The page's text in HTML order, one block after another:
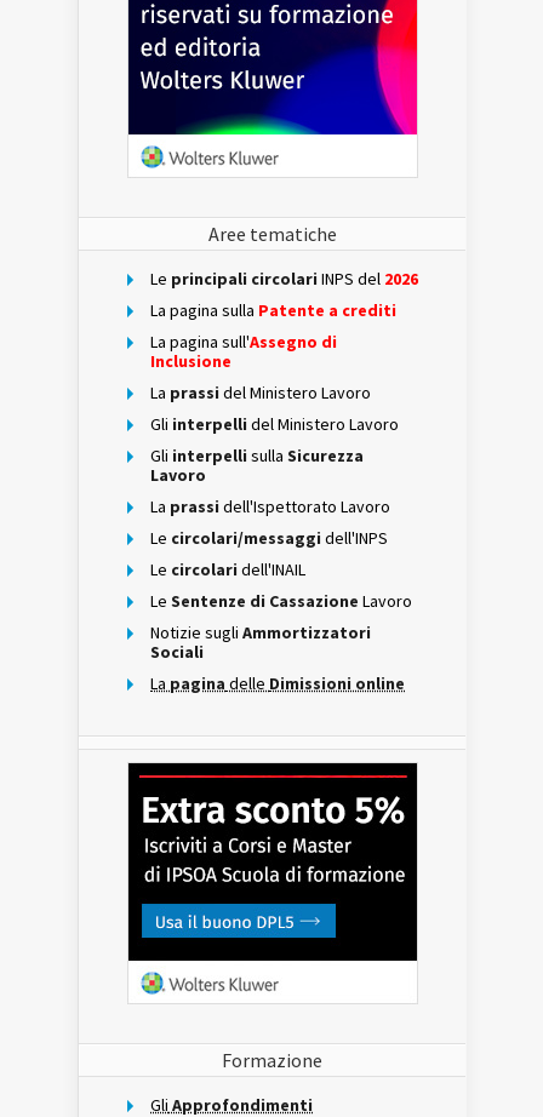
Aree tematiche
Le principali circolari INPS del 2026
La pagina sulla Patente a crediti
La pagina sull'Assegno di
Inclusione
La prassi del Ministero Lavoro
Gli interpelli del Ministero Lavoro
Gli interpelli sulla Sicurezza
Lavoro
La prassi dell'Ispettorato Lavoro
Le circolari/messaggi dell'INPS
Le circolari dell'INAIL
Le Sentenze di Cassazione Lavoro
Notizie sugli Ammortizzatori
Sociali
La pagina delle Dimissioni online
Formazione
Gli Approfondimenti